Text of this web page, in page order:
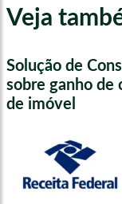
Veja
Solução de
sobre ganho de
de imóvel